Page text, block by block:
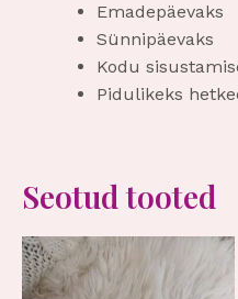
Emadepäevaks
Sünnipäevaks
Kodu
Pidulikeks
Seotud tooted